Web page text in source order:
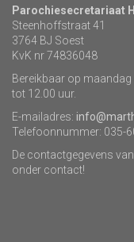
Parochiesecretariaat
Steenhoffstraat 41
3764 BJ Soest
KvK nr 74836048
Bereikbaar op
tot 12.00 uur.
E-mailadres:
Telefoonnummer: 035-
De contactgegevens
onder contact!